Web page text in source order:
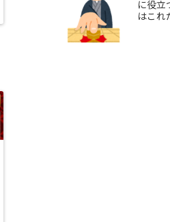
に役立
はこれ